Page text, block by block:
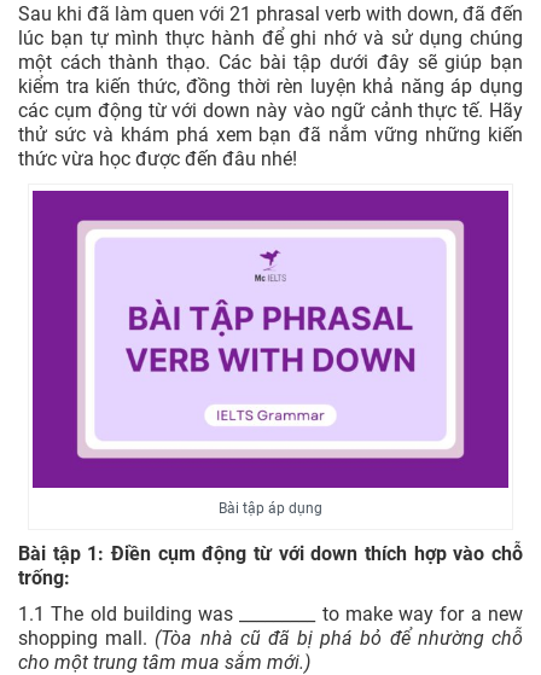
Sau khi đã làm quen với 21 phrasal verb with down, đã đến
lúc bạn tự mình thực hành để ghi nhớ và sử dụng chúng
một cách thành thạo. Các bài tập dưới đây sẽ giúp bạn
kiểm tra kiến thức, đồng thời rèn luyện khả năng áp dụng
các cụm động từ với down này vào ngữ cảnh thực tế. Hãy
thử sức và khám phá xem bạn đã nắm vững những kiến
thức vừa học được đến đâu nhé!
Bài tập áp dụng
Bài tập 1: Điền cụm động từ với down thích hợp vào chỗ
trống:
1.1 The old building was _________ to make way for a new
shopping mall. (Tòa nhà cũ đã bị phá bỏ để nhường chỗ
cho một trung tâm mua sắm mới.)